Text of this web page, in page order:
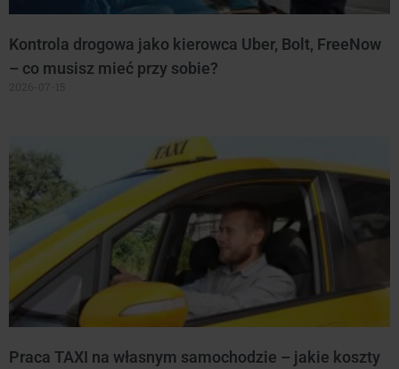
Kontrola drogowa jako kierowca Uber, Bolt, FreeNow
– co musisz mieć przy sobie?
Praca TAXI na własnym samochodzie – jakie koszty